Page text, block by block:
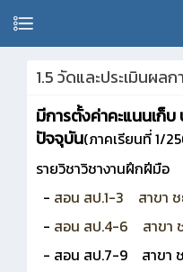
1.5 วัดและประเมินผลก
มีการตั้งค่าคะแนนเก็
ปัจจุบัน(ภาคเรียนที่ 1/
รายวิชาวิชางานฝึกฝี
- สอน สป.1-3 สาขา ช
- สอน สป.4-6 สาขา
- สอน สป.7-9 สาขา ช